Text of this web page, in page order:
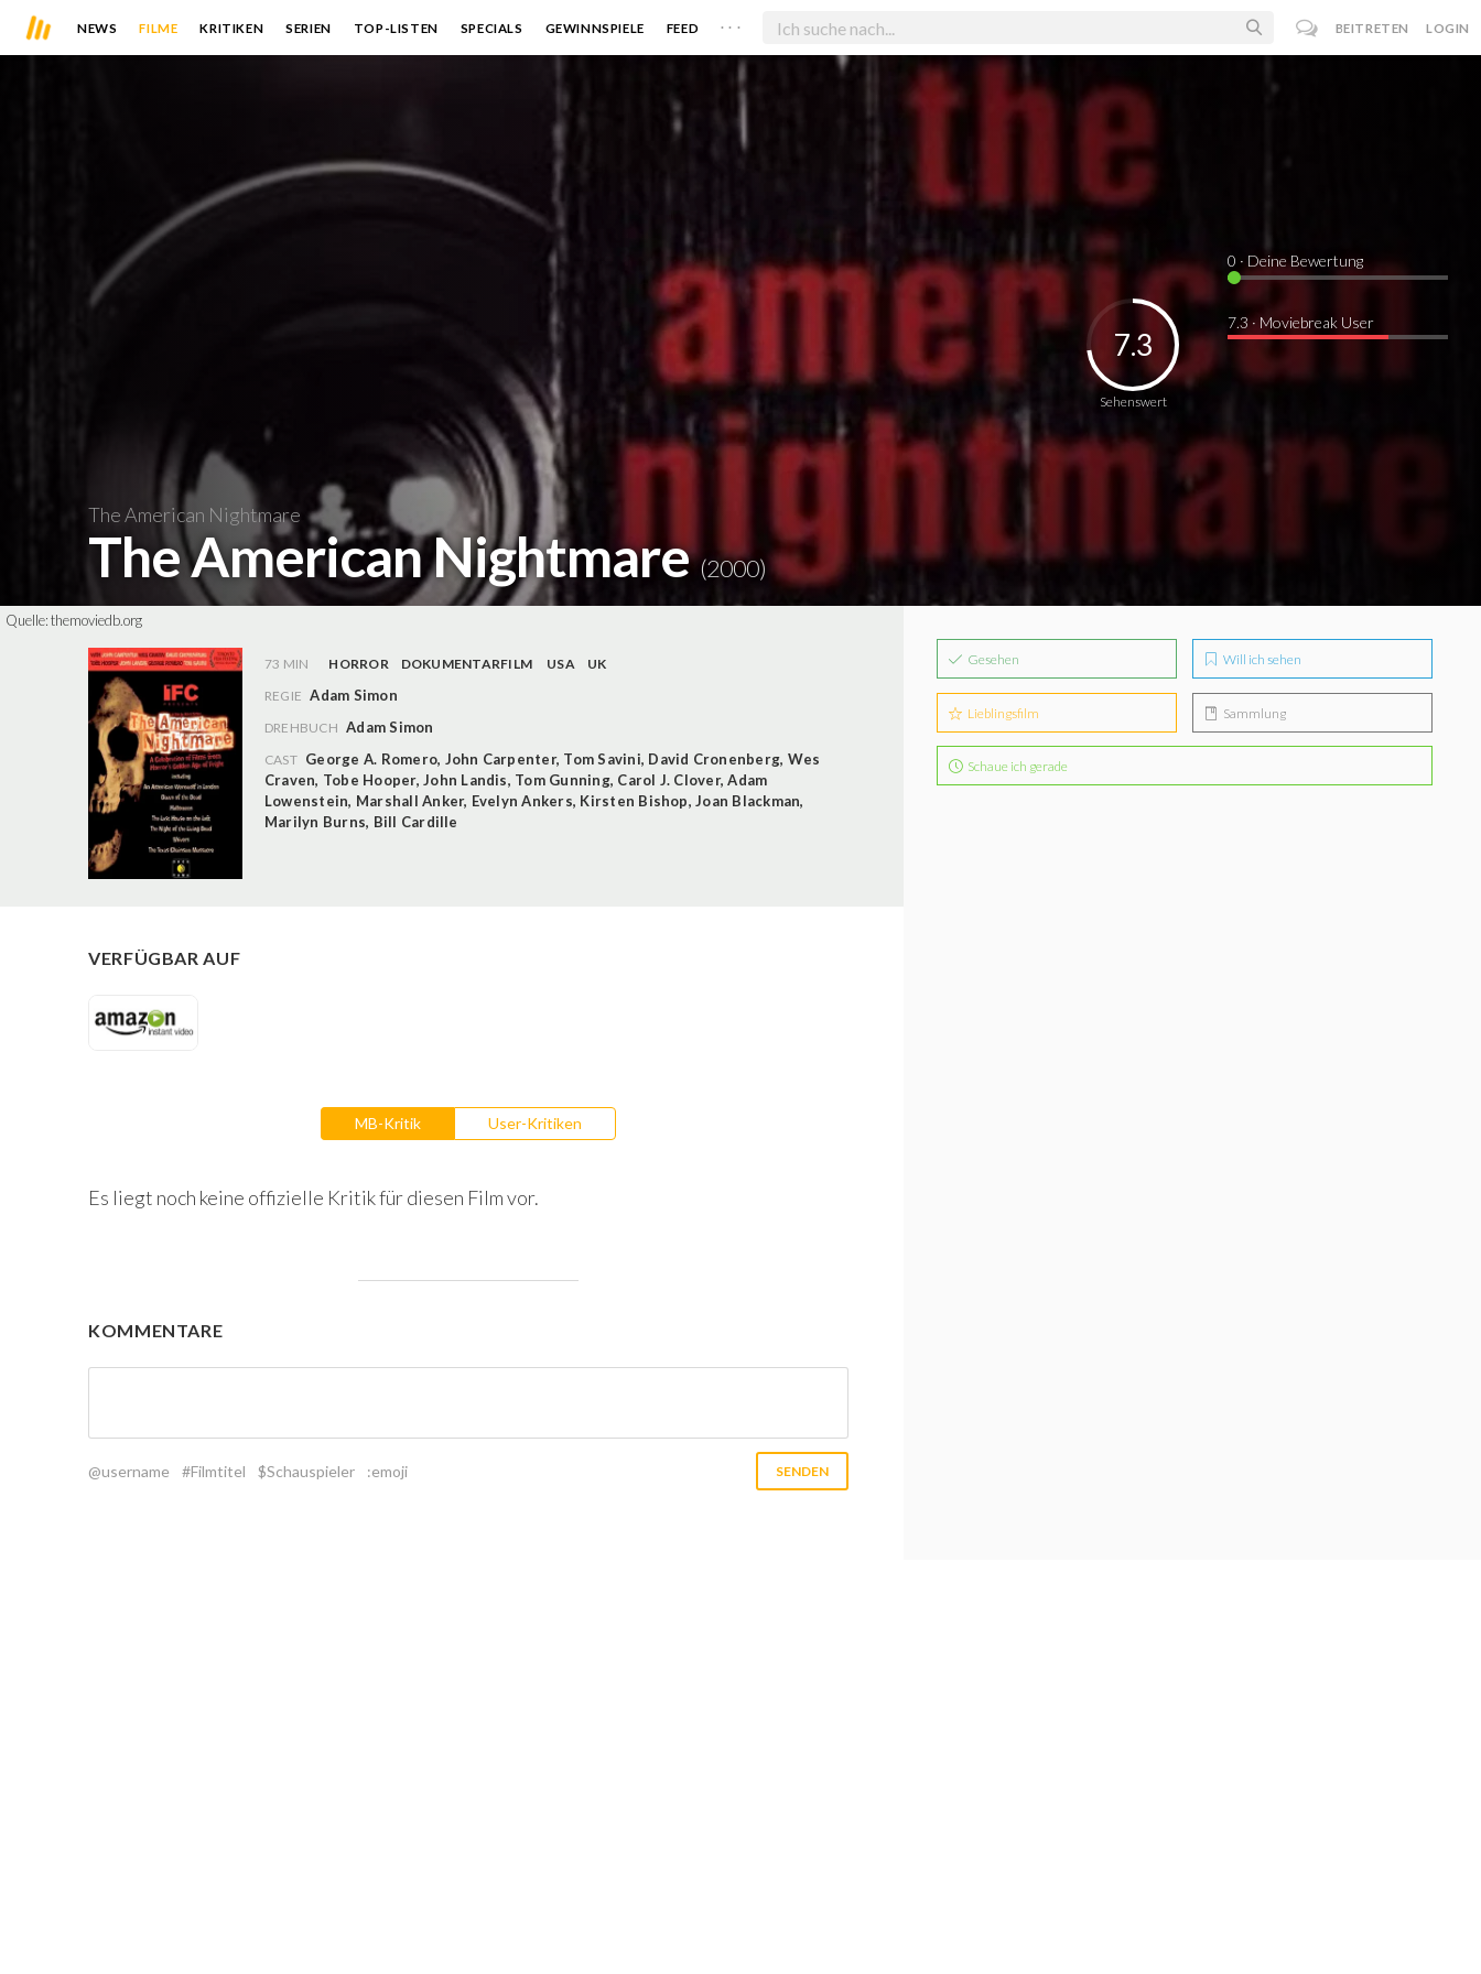
NEWS FILME KRITIKEN SERIEN TOP-LISTEN SPECIALS GEWINNSPIELE FEED . . . BEITRETEN LOGIN
The American Nightmare
The American Nightmare(2000)
Sehenswert
7.3
0 · Deine Bewertung
7.3 · Moviebreak User
Quelle:themoviedb.org
73 MIN HORROR DOKUMENTARFILM USA
UK
REGIE Adam Simon
DREHBUCH Adam Simon
CAST George A. Romero, John Carpenter, Tom Savini, David Cronenberg, Wes
Craven, Tobe Hooper,John Landis, Tom Gunning, Carol J. Clover,Adam
Lowenstein, Marshall Anker, Evelyn Ankers, Kirsten Bishop,Joan Blackman,
Marilyn Burns, Bill Cardille
VERFÜGBAR AUF
MB-Kritik User-Kritiken
Es liegt noch keine offizielle Kritik für diesen Film vor.
KOMMENTARE
@username #Filmtitel $Schauspieler :emoji
Gesehen Will ich sehen
Lieblingsfilm Sammlung
Schaue ich gerade